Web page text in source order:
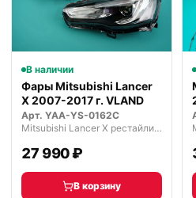
В наличии
Фары Mitsubishi Lancer
X 2007-2017 г. VLAND
Арт. YAA-YS-0162C
Mitsubishi Lancer X рестайлинг 2 (2015—2017)
27 990 ₽
В корзину